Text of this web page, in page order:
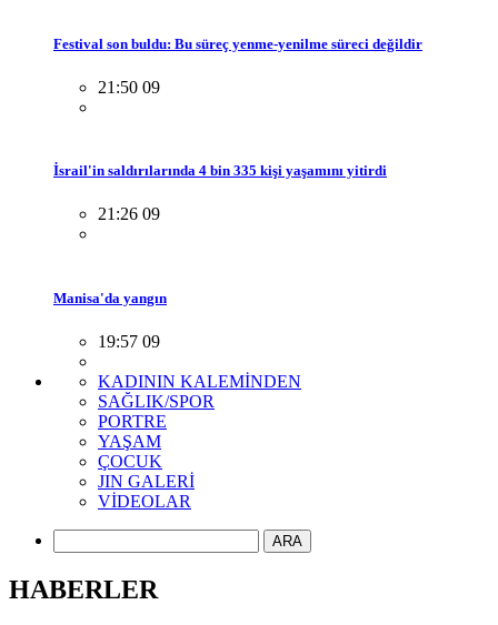
Festival son buldu: Bu süreç yenme-yenilme süreci değildir
21:50 09
İsrail'in saldırılarında 4 bin 335 kişi yaşamını yitirdi
21:26 09
Manisa'da yangın
19:57 09
KADININ KALEMİNDEN
SAĞLIK/SPOR
PORTRE
YAŞAM
ÇOCUK
JIN GALERİ
VİDEOLAR
ARA
HABERLER